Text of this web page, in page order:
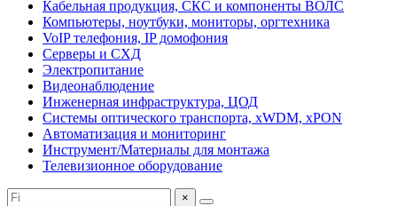
Кабельная продукция, СКС и компоненты ВОЛС
Компьютеры, ноутбуки, мониторы, оргтехника
VoIP телефония, IP домофония
Серверы и СХД
Электропитание
Видеонаблюдение
Инженерная инфраструктура, ЦОД
Системы оптического транспорта, xWDM, xPON
Автоматизация и мониторинг
Инструмент/Материалы для монтажа
Телевизионное оборудование
×